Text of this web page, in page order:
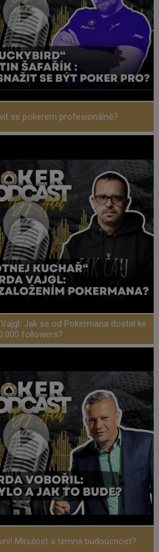
se pokerem profesionálně?
Jak se od Pokermana dostal ke
followers?
Minulost a temná budoucnost?